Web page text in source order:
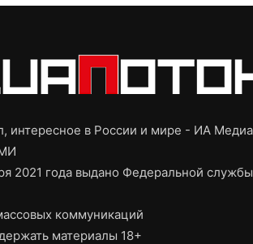
в России и мире - ИА
года выдано Федеральной службы
коммуникаций
материалы 18+